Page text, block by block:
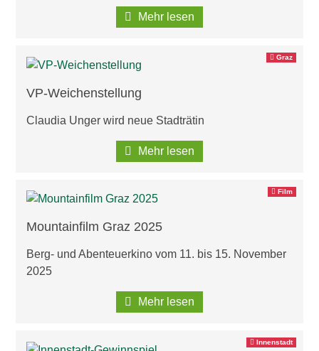
Mehr lesen
Graz
VP-Weichenstellung
Claudia Unger wird neue Stadträtin
Mehr lesen
Film
Mountainfilm Graz 2025
Berg- und Abenteuerkino vom 11. bis 15. November
2025
Mehr lesen
Innenstadt